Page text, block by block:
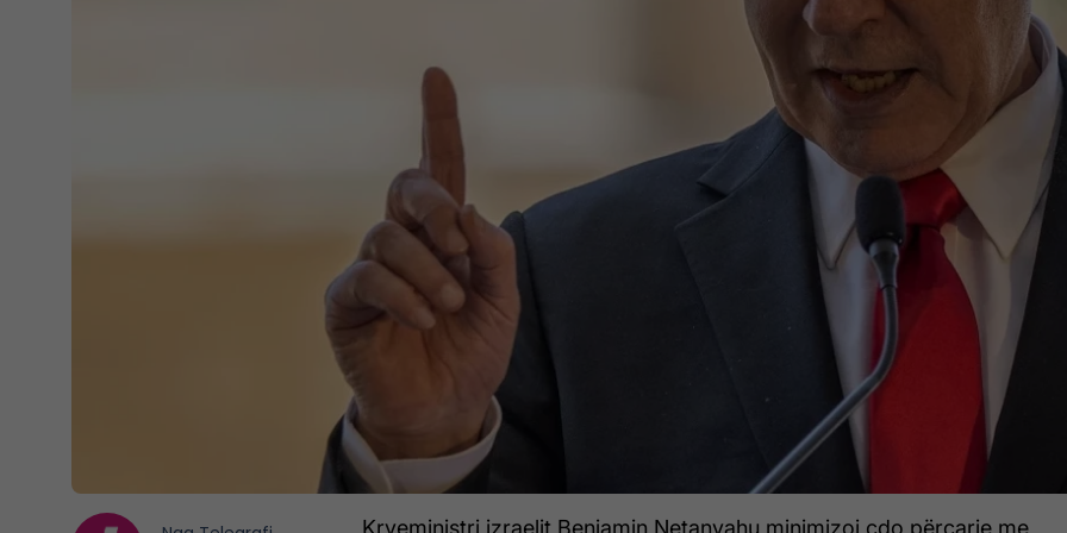
Kryeministri izraelit Benjamin Netanyahu minimizoi çdo përçarje me